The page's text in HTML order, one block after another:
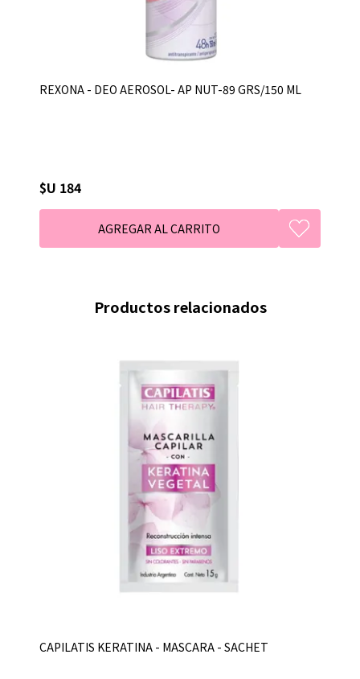
REXONA - DEO AEROSOL- AP NUT-89 GRS/150 ML
$U 184
Productos relacionados
CAPILATIS KERATINA - MASCARA - SACHET